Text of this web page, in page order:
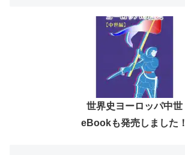
世界史ヨーロッパ中世
eBookも発売しました！